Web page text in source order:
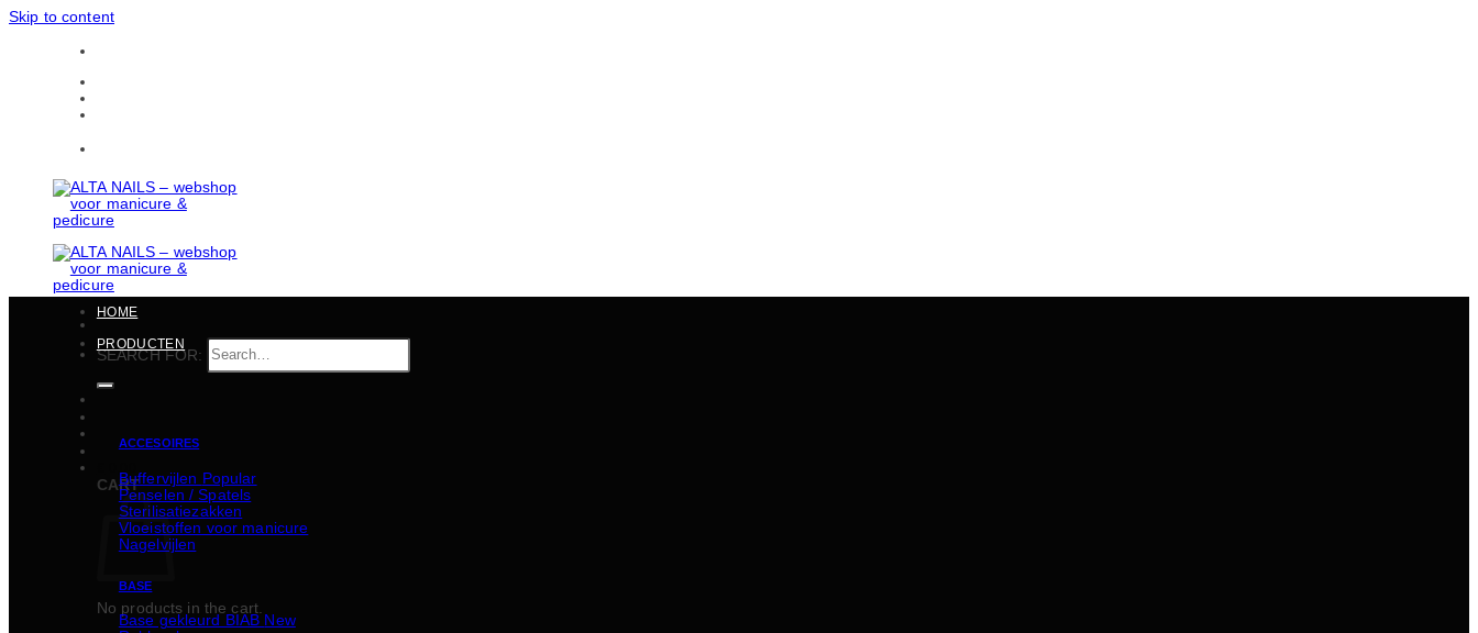
Skip to content
SEARCH FOR:
CART
No products in the cart.
HOME
PRODUCTEN
ACCESOIRES
Buffervijlen
Penselen / Spatels
Sterilisatiezakken
Vloeistoffen voor manicure
Nagelvijlen
BASE
Basе gekleurd BIAB